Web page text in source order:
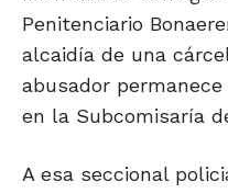
Penitenciario
alcaidía de una
abusador
en la Subcomisaría
A esa seccional